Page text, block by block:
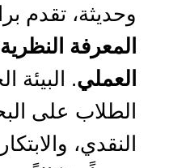
وحديثة، تقدم
المعرفة
العملي. البيئة
الطلاب على
النقدي،